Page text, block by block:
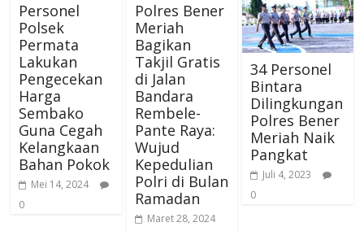
Personel
Polsek
Permata
Lakukan
Pengecekan
Harga
Sembako
Guna Cegah
Kelangkaan
Bahan Pokok
Mei 14, 2024
0
Polres Bener
Meriah
Bagikan
Takjil Gratis
di Jalan
Bandara
Rembele-
Pante Raya:
Wujud
Kepedulian
Polri di Bulan
Ramadan
Maret 28, 2024
34 Personel
Bintara
Dilingkungan
Polres Bener
Meriah Naik
Pangkat
Juli 4, 2023
0